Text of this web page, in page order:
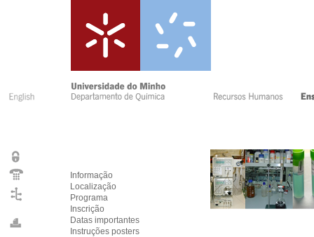
Informação
Localização
Programa
Inscrição
Datas importantes
Instruções posters